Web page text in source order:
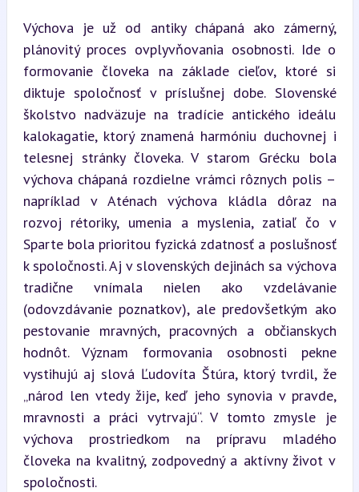
Výchova je už od antiky chápaná ako zámerný,
plánovitý proces ovplyvňovania osobnosti. Ide o
formovanie človeka na základe cieľov, ktoré si
diktuje spoločnosť v príslušnej dobe. Slovenské
školstvo nadväzuje na tradície antického ideálu
kalokagatie, ktorý znamená harmóniu duchovnej i
telesnej stránky človeka. V starom Grécku bola
výchova chápaná rozdielne vrámci rôznych polis –
napríklad v Aténach výchova kládla dôraz na
rozvoj rétoriky, umenia a myslenia, zatiaľ čo v
Sparte bola prioritou fyzická zdatnosť a poslušnosť
k spoločnosti. Aj v slovenských dejinách sa výchova
tradične vnímala nielen ako vzdelávanie
(odovzdávanie poznatkov), ale predovšetkým ako
pestovanie mravných, pracovných a občianskych
hodnôt. Význam formovania osobnosti pekne
vystihujú aj slová Ľudovíta Štúra, ktorý tvrdil, že
„národ len vtedy žije, keď jeho synovia v pravde,
mravnosti a práci vytrvajú“. V tomto zmysle je
výchova prostriedkom na prípravu mladého
človeka na kvalitný, zodpovedný a aktívny život v
spoločnosti.